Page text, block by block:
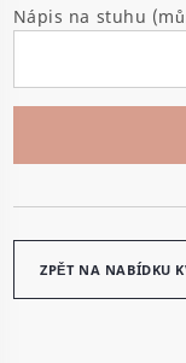
Nápis na stuhu
ZPĚT NA NABÍDKU